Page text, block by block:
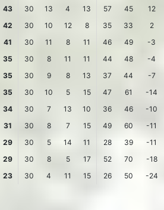
43 30 13 4 13 57 45
12
42 30 10 12 8 35 33
2
41 30 11 8 11 46 49
-3
35 30 8 11 11 44 48
-4
35 30 9 8 13 37 44
-7
35 30 10 5 15 47 61
-14
34 30 7 13 10 36 46
-10
31 30 8 7 15 49 60
-11
29 30 5 14 11 28 39
-11
29 30 8 5 17 52 70
-18
23 30 4 11 15 26 50 -24